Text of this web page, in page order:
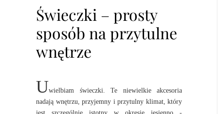
Świeczki – prosty
sposób na przytulne
wnętrze
Uwielbiam świeczki. Te niewielkie akcesoria
nadają wnętrzu, przyjemny i przytulny klimat, który